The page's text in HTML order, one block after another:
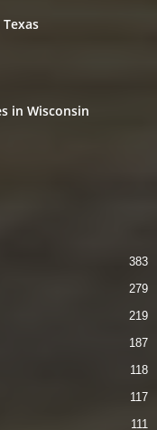
in Wisconsin
383
279
219
187
118
117
111